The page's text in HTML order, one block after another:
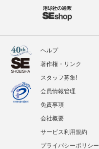
ヘルプ
著作権・リンク
スタッフ募集!
会員情報管理
免責事項
会社概要
サービス利用規約
プライバシーポリシー